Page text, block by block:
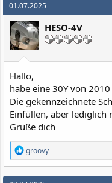
01.07.2025
HESO-4V
Hallo,
habe eine 30Y von
Die gekennzeichnete
Einfüllen, aber lediglich
Grüße dich
R
e
a
k
groovy